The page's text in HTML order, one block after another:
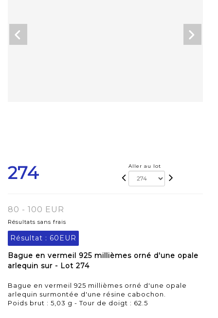
274 Aller au lot
80 - 100 EUR
Résultats sans frais
Résultat : 60EUR
Bague en vermeil 925 millièmes orné d'une opale
arlequin sur - Lot 274
Bague en vermeil 925 millièmes orné d'une opale
arlequin surmontée d'une résine cabochon.
Poids brut : 5,03 g - Tour de doigt : 62.5